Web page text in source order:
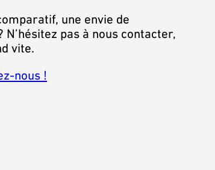
une envie de
pas à nous contacter,
vite.
nous !